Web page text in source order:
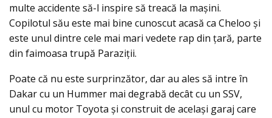
multe accidente să-l inspire să treacă la mașini.
Copilotul său este mai bine cunoscut acasă ca Cheloo și
este unul dintre cele mai mari vedete rap din țară, parte
din faimoasa trupă Paraziții.
Poate că nu este surprinzător, dar au ales să intre în
Dakar cu un Hummer mai degrabă decât cu un SSV,
unul cu motor Toyota și construit de același garaj care